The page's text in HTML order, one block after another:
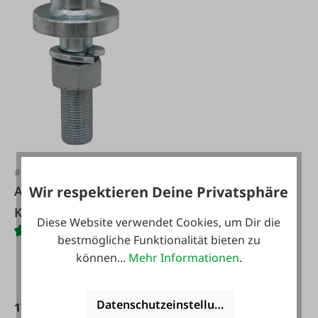
#FA20301
Ackerschienen-
Kugelbolzen
17,75 €*
Wir respektieren Deine Privatsphäre
Diese Website verwendet Cookies, um Dir die
bestmögliche Funktionalität bieten zu
können... Mehr Informationen.
Datenschutzeinstellungen